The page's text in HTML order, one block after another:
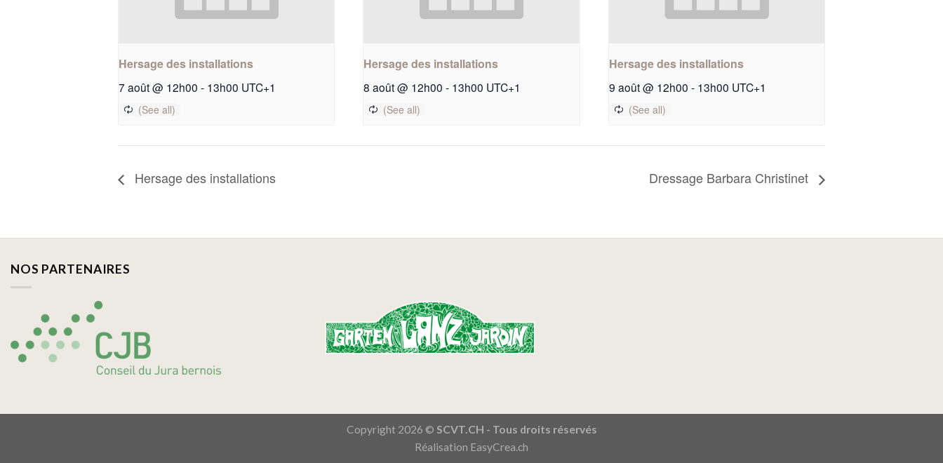
Hersage des installations
7 août @ 12h00 - 13h00 UTC+1
Hersage des installations
8 août @ 12h00 - 13h00 UTC+1
Hersage des installations
9 août @ 12h00 - 13h00 UTC+1
Hersage des installations Dressage Barbara Christinet
NOS PARTENAIRES
Copyright 2026 © SCVT.CH - Tous droits réservés
Réalisation EasyCrea.ch